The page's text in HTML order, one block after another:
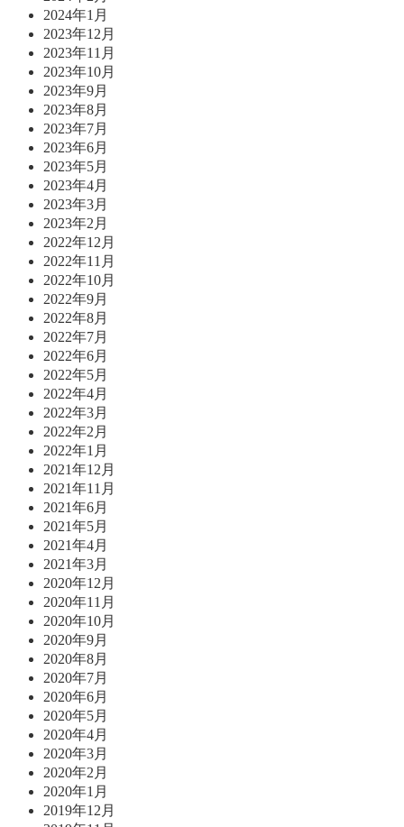
2024年1月
2023年12月
2023年11月
2023年10月
2023年9月
2023年8月
2023年7月
2023年6月
2023年5月
2023年4月
2023年3月
2023年2月
2022年12月
2022年11月
2022年10月
2022年9月
2022年8月
2022年7月
2022年6月
2022年5月
2022年4月
2022年3月
2022年2月
2022年1月
2021年12月
2021年11月
2021年6月
2021年5月
2021年4月
2021年3月
2020年12月
2020年11月
2020年10月
2020年9月
2020年8月
2020年7月
2020年6月
2020年5月
2020年4月
2020年3月
2020年2月
2020年1月
2019年12月